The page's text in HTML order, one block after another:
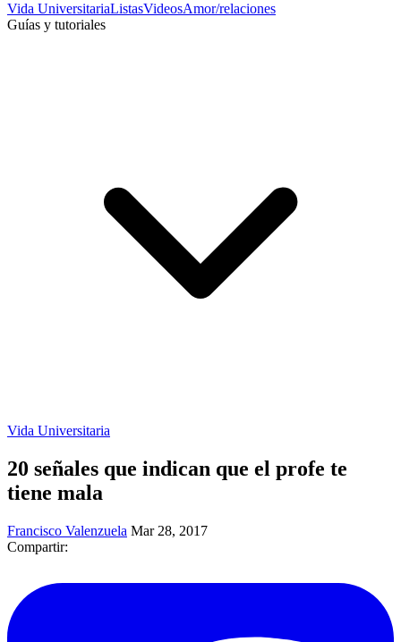
Vida UniversitariaListasVideosAmor/relaciones
Guías y tutoriales
Vida Universitaria
20 señales que indican que el profe te
tiene mala
Francisco Valenzuela Mar 28, 2017
Compartir: